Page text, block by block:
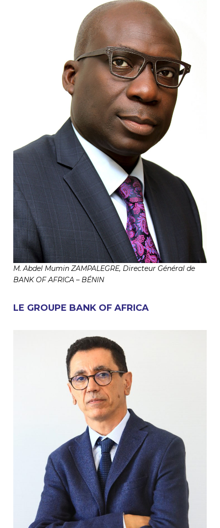
M. Abdel Mumin ZAMPALEGRE, Directeur Général de
BANK OF AFRICA – BÉNIN
LE GROUPE BANK OF AFRICA